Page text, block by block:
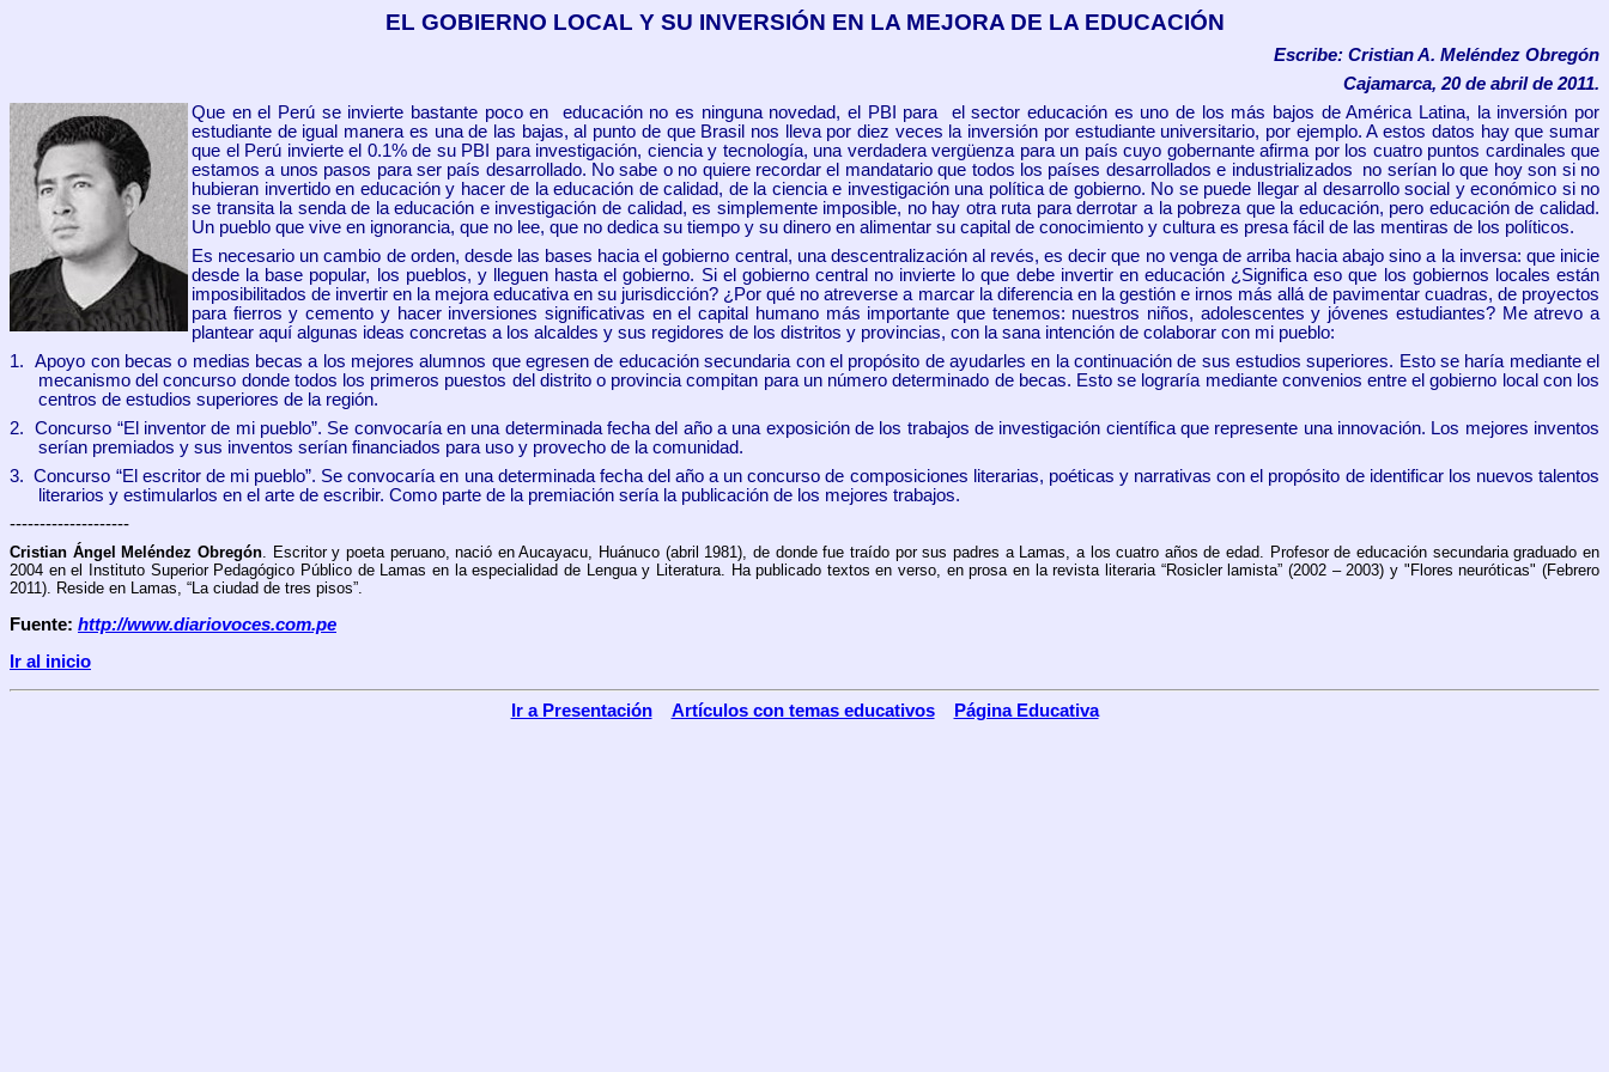
EL GOBIERNO LOCAL Y SU INVERSIÓN EN LA MEJORA DE LA EDUCACIÓN
Escribe: Cristian A. Meléndez Obregón
Cajamarca, 20 de abril de 2011.
Que en el Perú se invierte bastante poco en educación no es ninguna novedad, el PBI para el sector educación es uno de los más bajos de América Latina, la inversión por
estudiante de igual manera es una de las bajas, al punto de que Brasil nos lleva por diez veces la inversión por estudiante universitario, por ejemplo. A estos datos hay que sumar
que el Perú invierte el 0.1% de su PBI para investigación, ciencia y tecnología, una verdadera vergüenza para un país cuyo gobernante afirma por los cuatro puntos cardinales que
estamos a unos pasos para ser país desarrollado. No sabe o no quiere recordar el mandatario que todos los países desarrollados e industrializados no serían lo que hoy son si no
hubieran invertido en educación y hacer de la educación de calidad, de la ciencia e investigación una política de gobierno. No se puede llegar al desarrollo social y económico si no
se transita la senda de la educación e investigación de calidad, es simplemente imposible, no hay otra ruta para derrotar a la pobreza que la educación, pero educación de calidad.
Un pueblo que vive en ignorancia, que no lee, que no dedica su tiempo y su dinero en alimentar su capital de conocimiento y cultura es presa fácil de las mentiras de los políticos.
Es necesario un cambio de orden, desde las bases hacia el gobierno central, una descentralización al revés, es decir que no venga de arriba hacia abajo sino a la inversa: que inicie
desde la base popular, los pueblos, y lleguen hasta el gobierno. Si el gobierno central no invierte lo que debe invertir en educación ¿Significa eso que los gobiernos locales están
imposibilitados de invertir en la mejora educativa en su jurisdicción? ¿Por qué no atreverse a marcar la diferencia en la gestión e irnos más allá de pavimentar cuadras, de proyectos
para fierros y cemento y hacer inversiones significativas en el capital humano más importante que tenemos: nuestros niños, adolescentes y jóvenes estudiantes? Me atrevo a
plantear aquí algunas ideas concretas a los alcaldes y sus regidores de los distritos y provincias, con la sana intención de colaborar con mi pueblo:
1.
Apoyo con becas o medias becas a los mejores alumnos que egresen de educación secundaria con el propósito de ayudarles en la continuación de sus estudios superiores. Esto se haría mediante el
mecanismo del concurso donde todos los primeros puestos del distrito o provincia compitan para un número determinado de becas. Esto se lograría mediante convenios entre el gobierno local con los
centros de estudios superiores de la región.
2.
Concurso “El inventor de mi pueblo”. Se convocaría en una determinada fecha del año a una exposición de los trabajos de investigación científica que represente una innovación. Los mejores inventos
serían premiados y sus inventos serían financiados para uso y provecho de la comunidad.
3. Concurso “El escritor de mi pueblo”. Se convocaría en una determinada fecha del año a un concurso de composiciones literarias, poéticas y narrativas con el propósito de identificar los nuevos talentos
literarios y estimularlos en el arte de escribir. Como parte de la premiación sería la publicación de los mejores trabajos.
--------------------
Cristian Ángel Meléndez Obregón. Escritor y poeta peruano, nació en Aucayacu, Huánuco (abril 1981), de donde fue traído por sus padres a Lamas, a los cuatro años de edad. Profesor de educación secundaria graduado en
2004 en el Instituto Superior Pedagógico Público de Lamas en la especialidad de Lengua y Literatura. Ha publicado textos en verso, en prosa en la revista literaria “Rosicler lamista” (2002 – 2003) y "Flores neuróticas" (Febrero
2011). Reside en Lamas, “La ciudad de tres pisos”.
Fuente: http://www.diariovoces.com.pe
Ir al inicio
Ir a Presentación Artículos con temas educativos Página Educativa